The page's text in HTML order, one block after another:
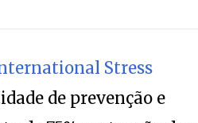
de 75% na tensão dos